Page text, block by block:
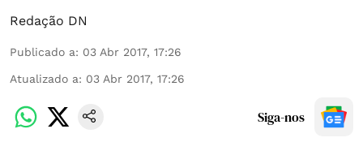
Redação DN
Publicado a: 03 Abr 2017, 17:26
Atualizado a: 03 Abr 2017, 17:26
Siga-nos